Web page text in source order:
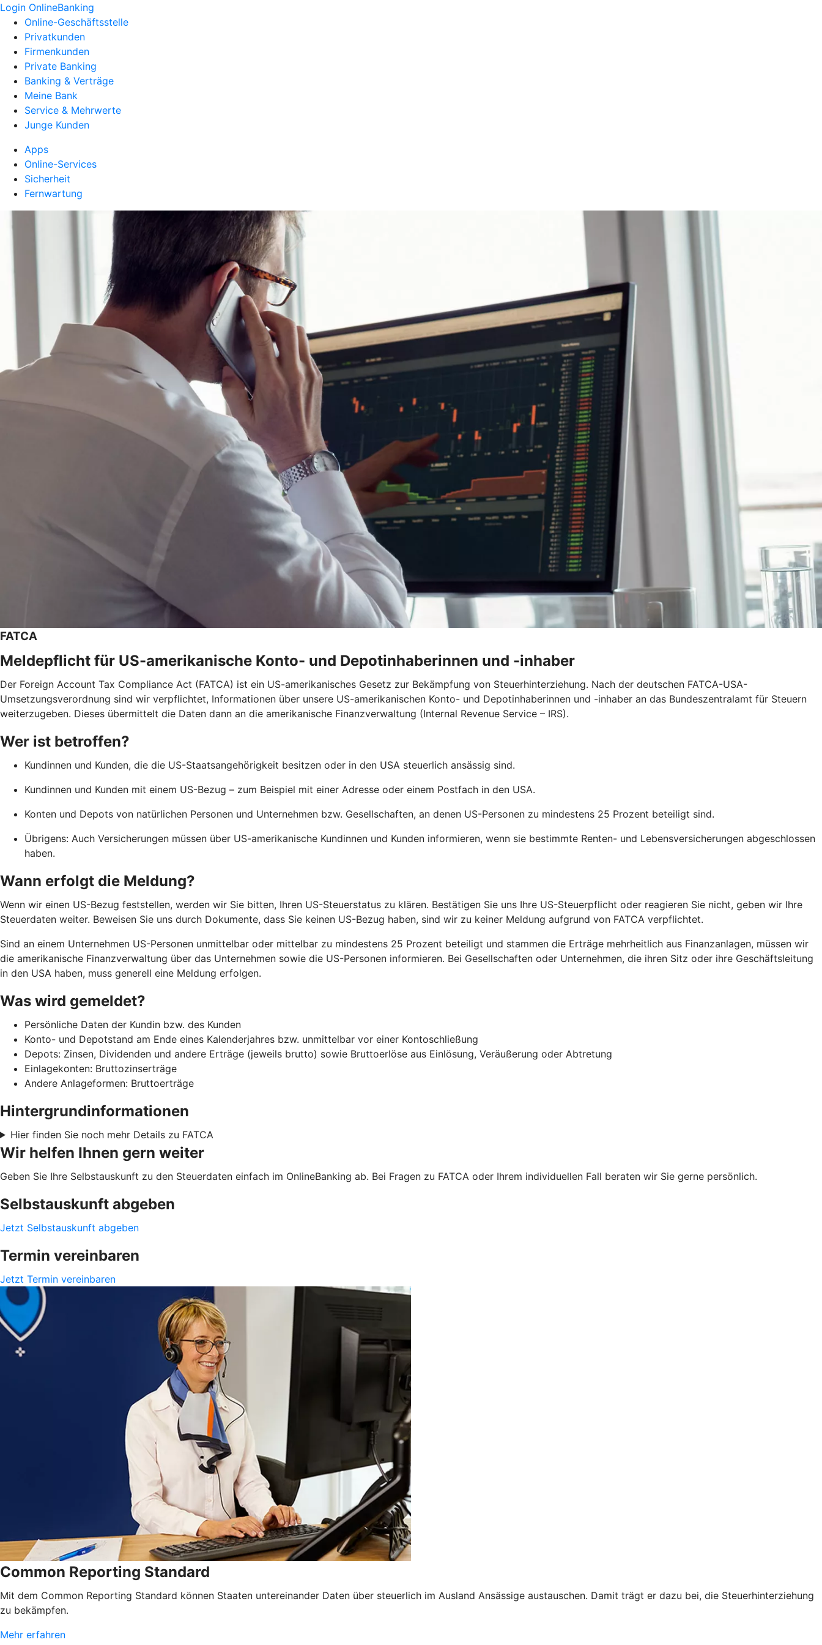
Login OnlineBanking
Online-Geschäftsstelle
Privatkunden
Firmenkunden
Private Banking
Banking & Verträge
Meine Bank
Service & Mehrwerte
Junge Kunden
Apps
Online-Services
Sicherheit
Fernwartung
FATCA
Meldepflicht für US-amerikanische Konto- und Depotinhaberinnen und -inhaber
Der Foreign Account Tax Compliance Act (FATCA) ist ein US-amerikanisches Gesetz zur Bekämpfung von Steuerhinterziehung. Nach der deutschen FATCA-USA-
Umsetzungsverordnung sind wir verpflichtet, Informationen über unsere US-amerikanischen Konto- und Depotinhaberinnen und -inhaber an das Bundeszentralamt für Steuern
weiterzugeben. Dieses übermittelt die Daten dann an die amerikanische Finanzverwaltung (Internal Revenue Service – IRS).
Wer ist betroffen?
Kundinnen und Kunden, die die US-Staatsangehörigkeit besitzen oder in den USA steuerlich ansässig sind.
Kundinnen und Kunden mit einem US-Bezug – zum Beispiel mit einer Adresse oder einem Postfach in den USA.
Konten und Depots von natürlichen Personen und Unternehmen bzw. Gesellschaften, an denen US-Personen zu mindestens 25 Prozent beteiligt sind.
Übrigens: Auch Versicherungen müssen über US-amerikanische Kundinnen und Kunden informieren, wenn sie bestimmte Renten- und Lebensversicherungen abgeschlossen
haben.
Wann erfolgt die Meldung?
Wenn wir einen US-Bezug feststellen, werden wir Sie bitten, Ihren US-Steuerstatus zu klären. Bestätigen Sie uns Ihre US-Steuerpflicht oder reagieren Sie nicht, geben wir Ihre
Steuerdaten weiter. Beweisen Sie uns durch Dokumente, dass Sie keinen US-Bezug haben, sind wir zu keiner Meldung aufgrund von FATCA verpflichtet.
Sind an einem Unternehmen US-Personen unmittelbar oder mittelbar zu mindestens 25 Prozent beteiligt und stammen die Erträge mehrheitlich aus Finanzanlagen, müssen wir
die amerikanische Finanzverwaltung über das Unternehmen sowie die US-Personen informieren. Bei Gesellschaften oder Unternehmen, die ihren Sitz oder ihre Geschäftsleitung
in den USA haben, muss generell eine Meldung erfolgen.
Was wird gemeldet?
Persönliche Daten der Kundin bzw. des Kunden
Konto- und Depotstand am Ende eines Kalenderjahres bzw. unmittelbar vor einer Kontoschließung
Depots: Zinsen, Dividenden und andere Erträge (jeweils brutto) sowie Bruttoerlöse aus Einlösung, Veräußerung oder Abtretung
Einlagekonten: Bruttozinserträge
Andere Anlageformen: Bruttoerträge
Hintergrundinformationen
Hier finden Sie noch mehr Details zu FATCA
Wir helfen Ihnen gern weiter
Geben Sie Ihre Selbstauskunft zu den Steuerdaten einfach im OnlineBanking ab. Bei Fragen zu FATCA oder Ihrem individuellen Fall beraten wir Sie gerne persönlich.
Selbstauskunft abgeben
Jetzt Selbstauskunft abgeben
Termin vereinbaren
Jetzt Termin vereinbaren
Common Reporting Standard
Mit dem Common Reporting Standard können Staaten untereinander Daten über steuerlich im Ausland Ansässige austauschen. Damit trägt er dazu bei, die Steuerhinterziehung
zu bekämpfen.
Mehr erfahren